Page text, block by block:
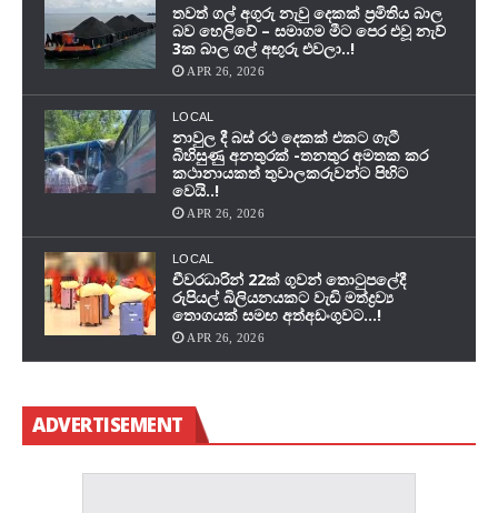
තවත් ගල් අගුරු නැවු දෙකක් ප‍්‍රමිතිය බාල
බව හෙලිවේ – සමාගම මීට පෙර එවූ නැව්
3ක බාල ගල් අඟුරු එවලා..!
APR 26, 2026
LOCAL
නාවුල දී බස් රථ දෙකක් එකට ගැටී
බිහිසුණු අනතුරක් -තනතුර අමතක කර
කථානායකත් තුවාලකරුවන්ට පිහිට
වෙයි..!
APR 26, 2026
LOCAL
චීවරධාරින් 22ක් ගුවන් තොටුපලේදී
රුපියල් බිලියනයකට වැඩි මත්ද්‍රව්‍ය
තොගයක් සමඟ අත්අඩංගුවට…!
APR 26, 2026
ADVERTISEMENT